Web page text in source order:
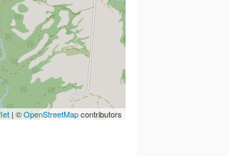
| ©OpenStreetMapcontributors